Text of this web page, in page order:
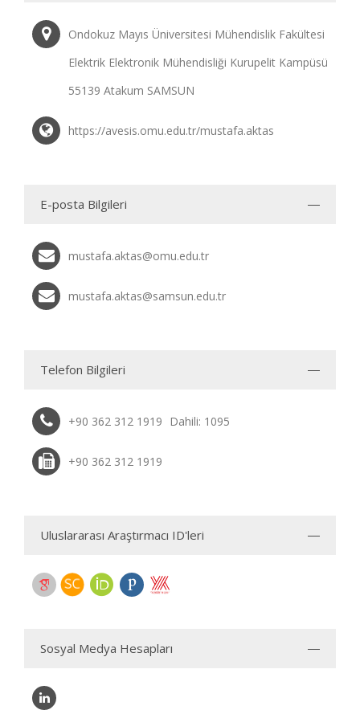
Ondokuz Mayıs Üniversitesi Mühendislik Fakültesi
Elektrik Elektronik Mühendisliği Kurupelit Kampüsü
55139 Atakum SAMSUN
https://avesis.omu.edu.tr/mustafa.aktas
E-posta Bilgileri
mustafa.aktas@omu.edu.tr
mustafa.aktas@samsun.edu.tr
Telefon Bilgileri
+90 362 312 1919 Dahili: 1095
+90 362 312 1919
Uluslararası Araştırmacı ID'leri
Sosyal Medya Hesapları